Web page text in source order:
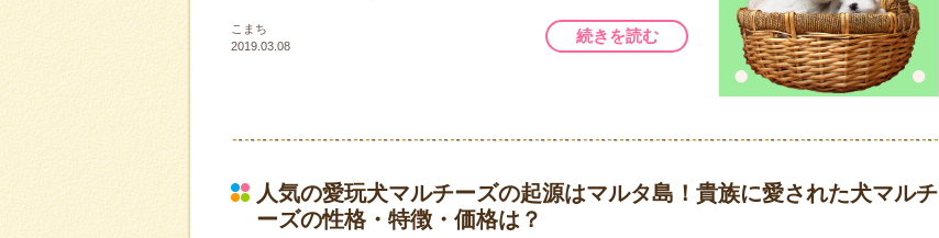
続きを読む
こまち
2019.03.08
人気の愛玩犬マルチーズの起源はマルタ島！貴族に愛された犬マルチ
ーズの性格・特徴・価格は？